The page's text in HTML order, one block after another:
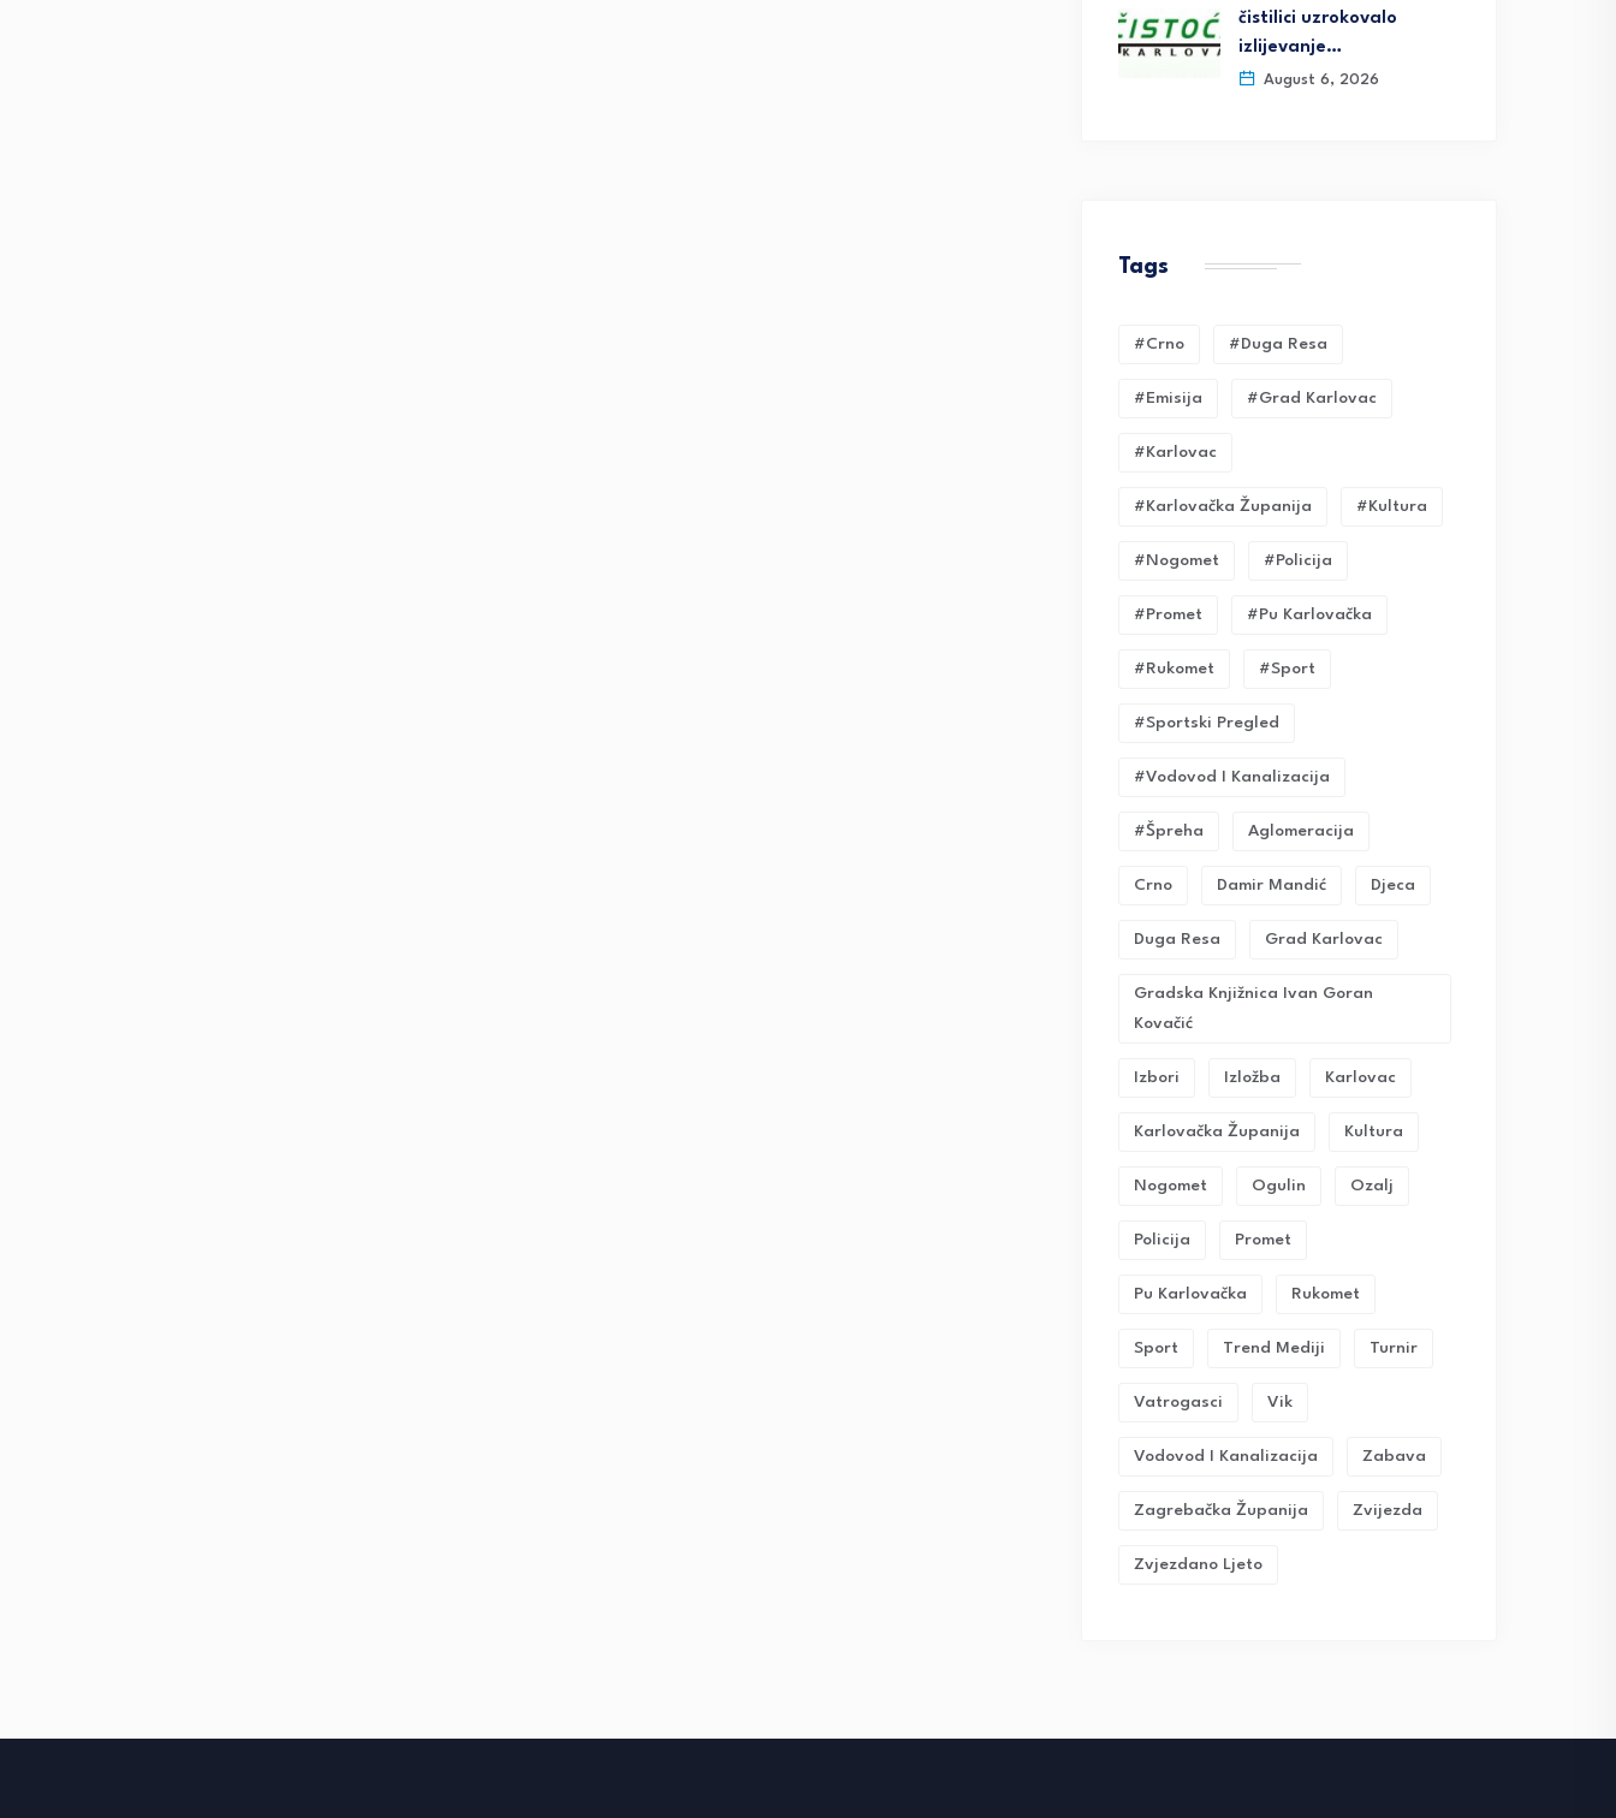
čistilici uzrokovalo
izlijevanje…
August 6, 2026
Tags
#crno #duga Resa
#emisija #grad Karlovac
#karlovac
#karlovačka Županija #kultura
#nogomet #policija
#promet #pu Karlovačka
#rukomet #sport
#sportski Pregled
#vodovod I Kanalizacija
#Špreha Aglomeracija
Crno Damir Mandić Djeca
Duga Resa Grad Karlovac
Gradska Knjižnica Ivan Goran
Kovačić
Izbori Izložba Karlovac
Karlovačka Županija Kultura
Nogomet Ogulin Ozalj
Policija Promet
Pu Karlovačka Rukomet
Sport Trend Mediji Turnir
Vatrogasci Vik
Vodovod I Kanalizacija Zabava
Zagrebačka Županija Zvijezda
Zvjezdano Ljeto